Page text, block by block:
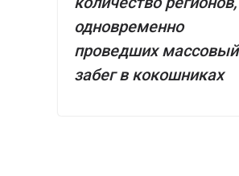
одновременно
проведших массовый
забег в кокошниках